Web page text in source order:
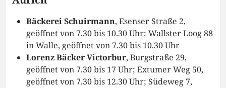
Bäckerei Schuirmann, Esenser Straße 2,
geöffnet von 7.30 bis 10.30 Uhr; Wallster Loog 88
in Walle, geöffnet von 7.30 bis 10.30 Uhr
Lorenz Bäcker Victorbur, Burgstraße 29,
geöffnet von 7.30 bis 17 Uhr; Extumer Weg 50,
geöffnet von 7.30 bis 12.30 Uhr; Südeweg 7,